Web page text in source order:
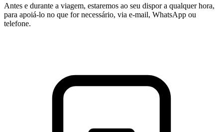
Antes e durante a viagem, estaremos ao seu dispor a qualquer hora,
para apoiá-lo no que for necessário, via e-mail, WhatsApp ou
telefone.